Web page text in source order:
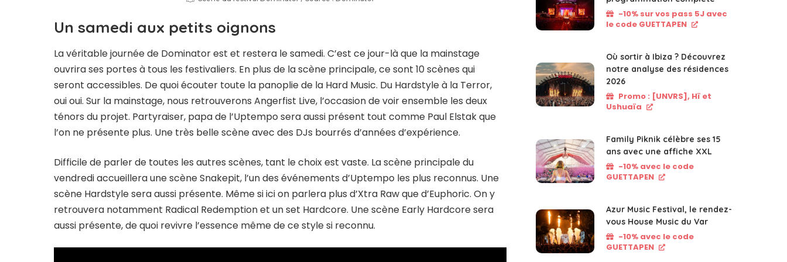
Un samedi aux petits oignons
La véritable journée de Dominator est et restera le samedi. C’est ce jour-là que la mainstage
ouvrira ses portes à tous les festivaliers. En plus de la scène principale, ce sont 10 scènes qui
seront accessibles. De quoi écouter toute la panoplie de la Hard Music. Du Hardstyle à la Terror,
oui oui. Sur la mainstage, nous retrouverons Angerfist Live, l’occasion de voir ensemble les deux
ténors du projet. Partyraiser, papa de l’Uptempo sera aussi présent tout comme Paul Elstak que
l’on ne présente plus. Une très belle scène avec des DJs bourrés d’années d’expérience.
Difficile de parler de toutes les autres scènes, tant le choix est vaste. La scène principale du
vendredi accueillera une scène Snakepit, l’un des événements d’Uptempo les plus reconnus. Une
scène Hardstyle sera aussi présente. Même si ici on parlera plus d’Xtra Raw que d’Euphoric. On y
retrouvera notamment Radical Redemption et un set Hardcore. Une scène Early Hardcore sera
aussi présente, de quoi revivre l’essence même de ce style si reconnu.
-10% sur vos pass 5J avec
le code GUETTAPEN
Où sortir à Ibiza ? Découvrez
notre analyse des résidences
2026
Promo : [UNVRS], Hï et
Ushuaïa
Family Piknik célèbre ses 15
ans avec une affiche XXL
-10% avec le code
GUETTAPEN
Azur Music Festival, le rendez-
vous House Music du Var
-10% avec le code
GUETTAPEN